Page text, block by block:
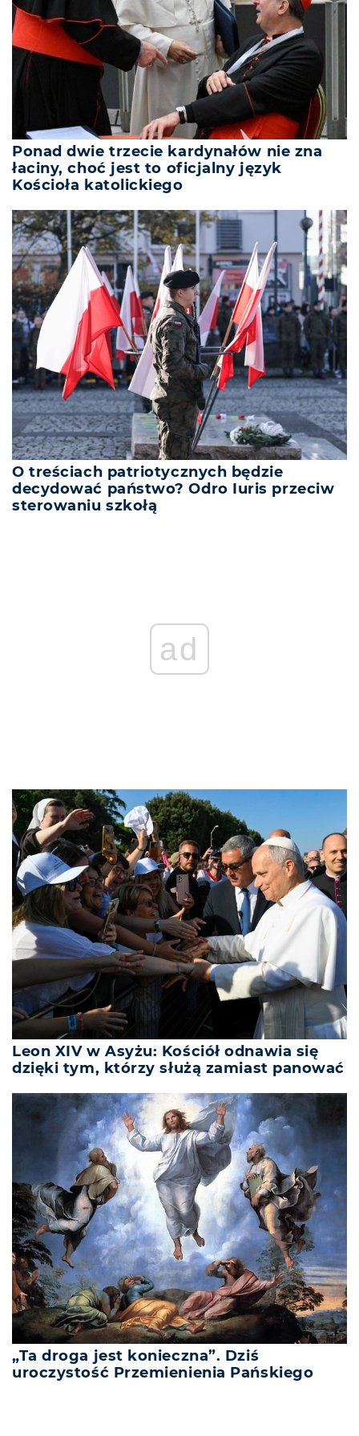
Ponad dwie trzecie kardynałów nie zna
łaciny, choć jest to oficjalny język
Kościoła katolickiego
O treściach patriotycznych będzie
decydować państwo? Odro Iuris przeciw
sterowaniu szkołą
ad
Leon XIV w Asyżu: Kościół odnawia się
dzięki tym, którzy służą zamiast panować
„Ta droga jest konieczna”. Dziś
uroczystość Przemienienia Pańskiego